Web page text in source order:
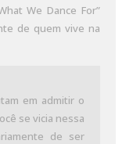
We Dance For”
de quem vive na
em admitir o
se vicia nessa
de ser